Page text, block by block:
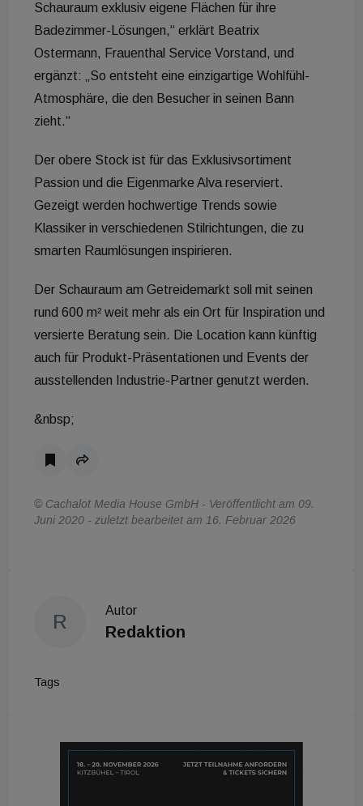
Schauraum exklusiv eigene Flächen für ihre
Badezimmer-Lösungen,“ erklärt Beatrix
Ostermann, Frauenthal Service Vorstand, und
ergänzt: „So entsteht eine einzigartige Wohlfühl-
Atmosphäre, die den Besucher in seinen Bann
zieht.“
Der obere Stock ist für das Exklusivsortiment
Passion und die Eigenmarke Alva reserviert.
Gezeigt werden hochwertige Trends sowie
Klassiker in verschiedenen Stilrichtungen, die zu
smarten Raumlösungen inspirieren.
Der Schauraum am Getreidemarkt soll mit seinen
rund 600 m² weit mehr als ein Ort für Inspiration und
versierte Beratung sein. Die Location kann künftig
auch für Produkt-Präsentationen und Events der
ausstellenden Industrie-Partner genutzt werden.
&nbsp;
© Cachalot Media House GmbH - Veröffentlicht am 09.
Juni 2020 - zuletzt bearbeitet am 16. Februar 2026
R
Autor
Redaktion
Tags